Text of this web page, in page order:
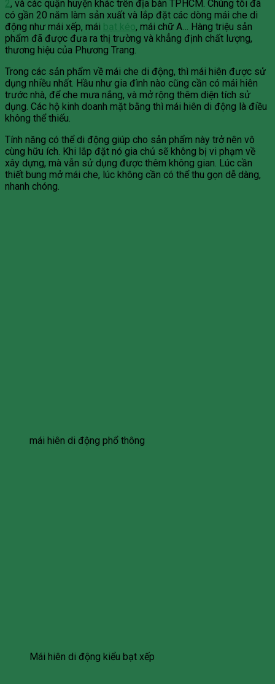
2, và các quận huyện khác trên địa bàn TPHCM. Chúng tôi đã
có gần 20 năm làm sản xuất và lắp đặt các dòng mái che di
động như mái xếp, mái bạt kéo, mái chữ A… Hàng triệu sản
phẩm đã được đưa ra thị trường và khẳng định chất lượng,
thương hiệu của Phương Trang.
Trong các sản phẩm về mái che di động, thì mái hiên được sử
dụng nhiều nhất. Hầu như gia đình nào cũng cần có mái hiên
trước nhà, để che mưa nắng, và mở rộng thêm diện tích sử
dụng. Các hộ kinh doanh mặt bằng thì mái hiên di động là điều
không thể thiếu.
Tính năng có thể di động giúp cho sản phẩm này trở nên vô
cùng hữu ích. Khi lắp đặt nó gia chủ sẽ không bị vi phạm về
xây dựng, mà vẫn sử dụng được thêm không gian. Lúc cần
thiết bung mở mái che, lúc không cần có thể thu gọn dễ dàng,
nhanh chóng.
mái hiên di động phổ thông
Mái hiên di động kiểu bạt xếp